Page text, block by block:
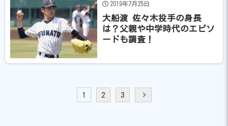
2019年7月25日
大船渡 佐々木投手の身長
は？父親や中学時代のエピソ
ードも調査！
1 2 3